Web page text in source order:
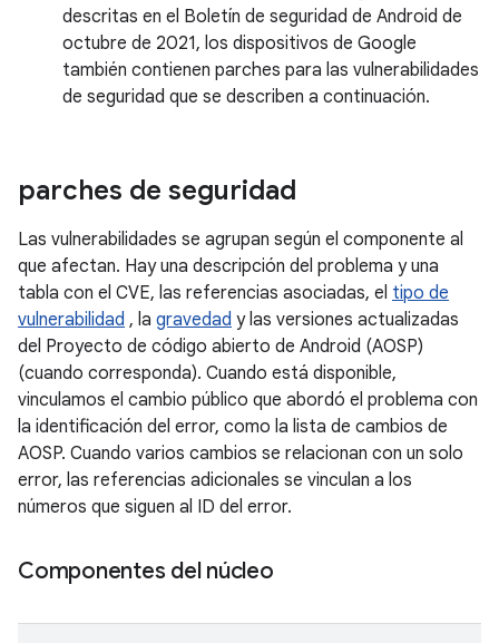
descritas en el Boletín de seguridad de Android de
octubre de 2021, los dispositivos de Google
también contienen parches para las vulnerabilidades
de seguridad que se describen a continuación.
parches de seguridad
Las vulnerabilidades se agrupan según el componente al
que afectan. Hay una descripción del problema y una
tabla con el CVE, las referencias asociadas, el tipo de
vulnerabilidad , la gravedad y las versiones actualizadas
del Proyecto de código abierto de Android (AOSP)
(cuando corresponda). Cuando está disponible,
vinculamos el cambio público que abordó el problema con
la identificación del error, como la lista de cambios de
AOSP. Cuando varios cambios se relacionan con un solo
error, las referencias adicionales se vinculan a los
números que siguen al ID del error.
Componentes del núcleo